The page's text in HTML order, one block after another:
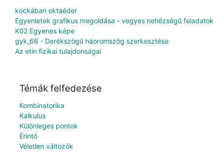
kockában oktaéder
Egyenletek grafikus megoldása - vegyes nehézségű feladatok
K02 Egyenes képe
gyk_66 - Derékszögű háoromszög szerkesztése
Az etin fizikai tulajdonságai
Témák felfedezése
Kombinatorika
Kalkulus
Különleges pontok
Érintő
Véletlen változók